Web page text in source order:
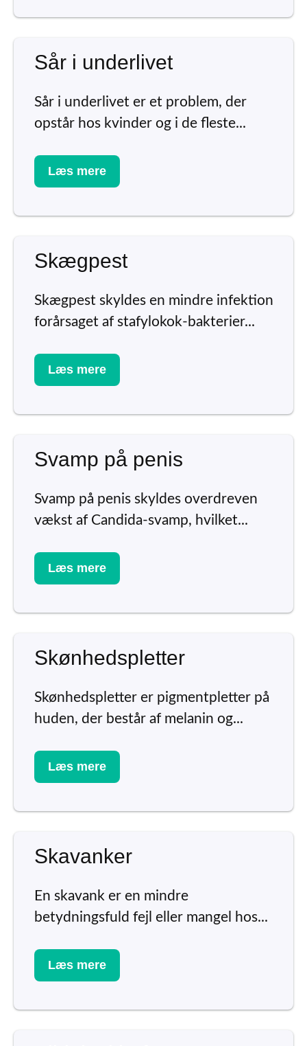
Sår i underlivet
Sår i underlivet er et problem, der
opstår hos kvinder og i de fleste...
Læs mere
Skægpest
Skægpest skyldes en mindre infektion
forårsaget af stafylokok-bakterier...
Læs mere
Svamp på penis
Svamp på penis skyldes overdreven
vækst af Candida-svamp, hvilket...
Læs mere
Skønhedspletter
Skønhedspletter er pigmentpletter på
huden, der består af melanin og...
Læs mere
Skavanker
En skavank er en mindre
betydningsfuld fejl eller mangel hos...
Læs mere